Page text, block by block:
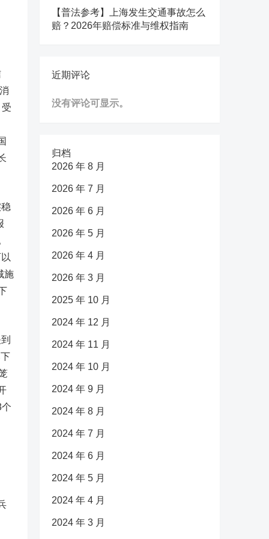
消
施
【普法参考】上海发生交通事故怎么
赔？2026年赔偿标准与维权指南
近期评论
没有评论可显示。
归档
2026 年 8 月
2026 年 7 月
2026 年 6 月
2026 年 5 月
2026 年 4 月
2026 年 3 月
2025 年 10 月
2024 年 12 月
2024 年 11 月
2024 年 10 月
2024 年 9 月
2024 年 8 月
2024 年 7 月
2024 年 6 月
2024 年 5 月
2024 年 4 月
2024 年 3 月